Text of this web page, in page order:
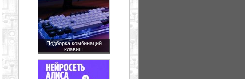
Подборка комбинаций
клавиш